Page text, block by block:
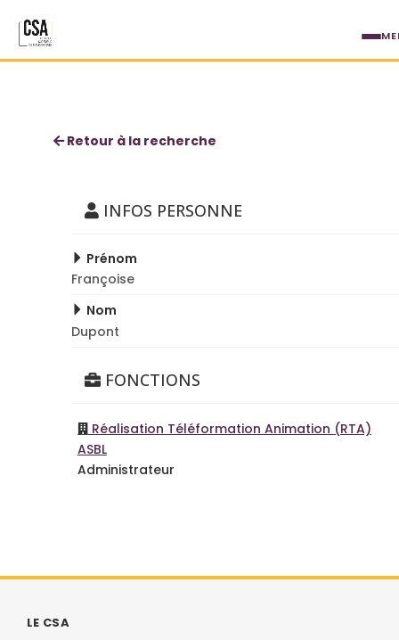
Françoise Dupont
Retour à la recherche
INFOS PERSONNE
Prénom
Françoise
Nom
Dupont
FONCTIONS
Réalisation Téléformation Animation (RTA)
ASBL
Administrateur
LE CSA